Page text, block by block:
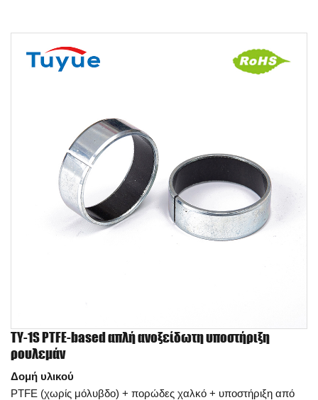
TY-1S PTFE-based απλή ανοξείδωτη υποστήριξη
ρουλεμάν
Δομή υλικού
PTFE (χωρίς μόλυβδο) + πορώδες χαλκό + υποστήριξη από